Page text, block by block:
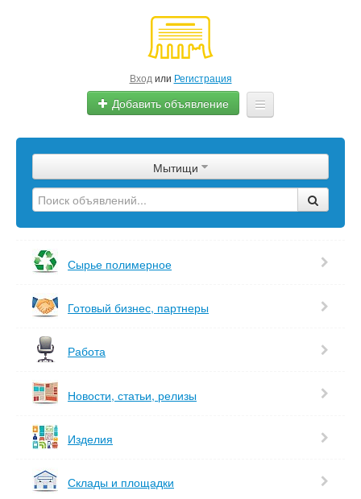
Вход или Регистрация
Добавить объявление
Сырье
Изделия
Еще
Мытищи
Сырье полимерное
Готовый бизнес, партнеры
Работа
Новости, статьи, релизы
Изделия
Склады и площадки